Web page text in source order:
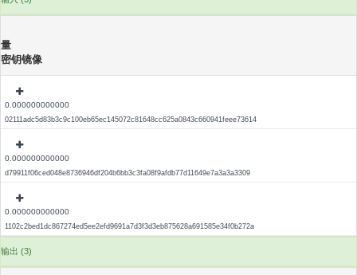
量
密钥镜像
0.000000000000
02111adc5d83b3c9c100eb65ec145072c81648cc625a0843c660941feee73614
0.000000000000
d79911f06ced048e8736946df204b6bb3c3fa08f9afdb77d11649e7a3a3a3309
0.000000000000
1102c2bed1dc867274ed5ee2efd9691a7d3f3d3eb875628a691585e34f0b272a
输出 (3)